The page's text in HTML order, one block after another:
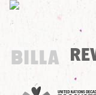
Billa
UN Decade